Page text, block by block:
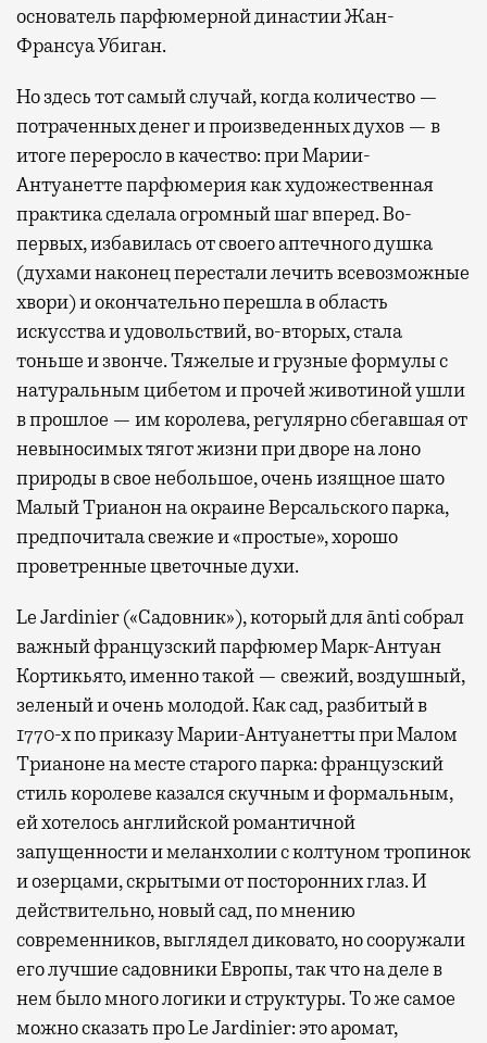
основатель парфюмерной династии Жан-
Франсуа Убиган.
Но здесь тот самый случай, когда количество —
потраченных денег и произведенных духов — в
итоге переросло в качество: при Марии-
Антуанетте парфюмерия как художественная
практика сделала огромный шаг вперед. Во-
первых, избавилась от своего аптечного душка
(духами наконец перестали лечить всевозможные
хвори) и окончательно перешла в область
искусства и удовольствий, во-вторых, стала
тоньше и звонче. Тяжелые и грузные формулы с
натуральным цибетом и прочей животиной ушли
в прошлое — им королева, регулярно cбегавшая от
невыносимых тягот жизни при дворе на лоно
природы в свое небольшое, очень изящное шато
Малый Трианон на окраине Версальского парка,
предпочитала свежие и «простые», хорошо
проветренные цветочные духи.
Le Jardinier («Садовник»), который для ānti собрал
важный французский парфюмер Марк-Антуан
Кортикьято, именно такой — свежий, воздушный,
зеленый и очень молодой. Как сад, разбитый в
1770-х по приказу Марии-Антуанетты при Малом
Трианоне на месте старого парка: французский
стиль королеве казался скучным и формальным,
ей хотелось английской романтичной
запущенности и меланхолии с колтуном тропинок
и озерцами, скрытыми от посторонних глаз. И
действительно, новый сад, по мнению
современников, выглядел диковато, но сооружали
его лучшие садовники Европы, так что на деле в
нем было много логики и структуры. То же самое
можно сказать про Le Jardinier: это аромат,